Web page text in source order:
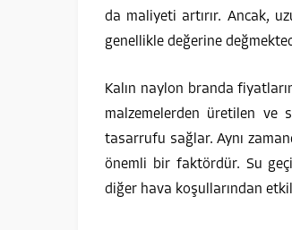
da maliyeti artırır. Ancak,
genellikle değerine
Kalın naylon branda
malzemelerden üretilen ve
tasarrufu sağlar. Aynı
önemli bir faktördür. Su
diğer hava koşullarından